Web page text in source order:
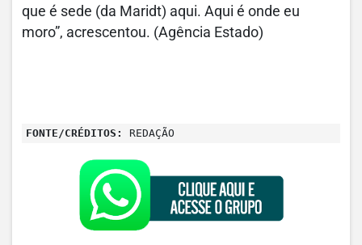
que é sede (da Maridt) aqui. Aqui é onde eu
moro”, acrescentou. (Agência Estado)
FONTE/CRÉDITOS: REDAÇÃO